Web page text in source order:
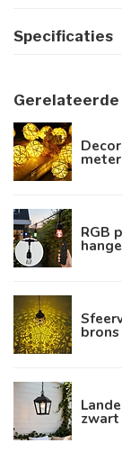
Specificaties
RGB
zwart